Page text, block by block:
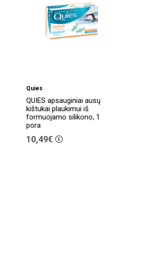
Quies
QUIES apsauginiai ausų
kištukai plaukimui iš
formuojamo silikono, 1
pora
10,49€